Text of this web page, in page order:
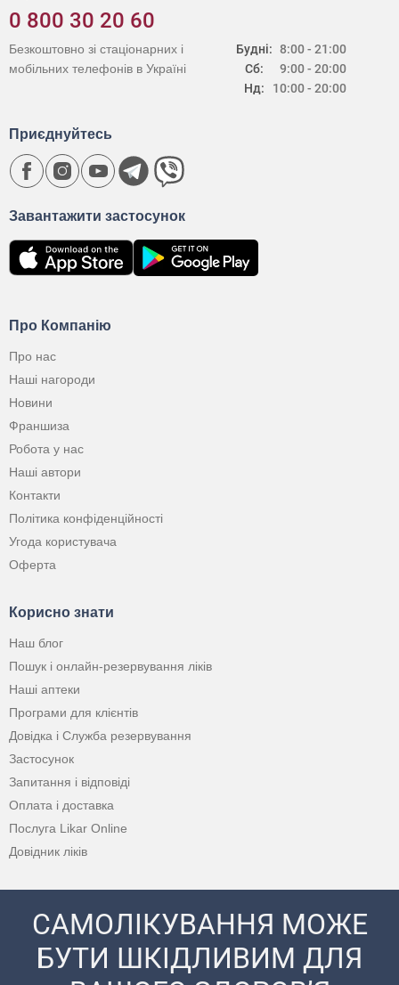
0 800 30 20 60
Будні:
Сб:
Нд:
8:00 - 21:00
9:00 - 20:00
10:00 - 20:00
Безкоштовно зі стаціонарних і
мобільних телефонів в Україні
Про Компанію
Про нас
Наші нагороди
Новини
Франшиза
Робота у нас
Наші автори
Контакти
Політика конфіденційності
Угода користувача
Оферта
Корисно знати
Наш блог
Пошук і онлайн-резервування ліків
Наші аптеки
Програми для клієнтів
Довідка і Служба резервування
Застосунок
Запитання і відповіді
Оплата і доставка
Послуга Likar Online
Довідник ліків
Завантажити застосунок
Приєднуйтесь
САМОЛІКУВАННЯ МОЖЕ
БУТИ ШКІДЛИВИМ ДЛЯ